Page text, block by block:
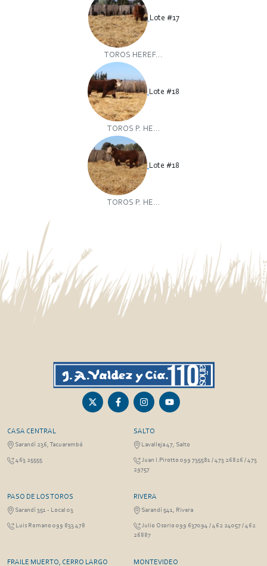
Lote #17
TOROS HEREF...
Lote #18
TOROS P. HE...
Lote #18
TOROS P. HE...
CASA CENTRAL
Sarandí 236, Tacuarembó
463 25555
SALTO
Lavalleja 47, Salto
Juan I.Pirotto 099 735581 / 473 26826 / 473
29757
PASO DE LOS TOROS
Sarandí 351 - Local 03
Luis Romano 099 833 478
RIVERA
Sarandí 541, Rivera
Julio Osorio 099 637094 / 462 24057 / 462
26887
FRAILE MUERTO, CERRO LARGO MONTEVIDEO